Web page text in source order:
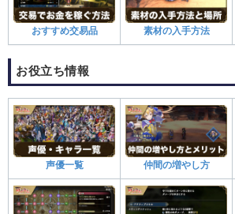
おすすめ交易品 素材の入手方法
お役立ち情報
声優一覧 仲間の増やし方